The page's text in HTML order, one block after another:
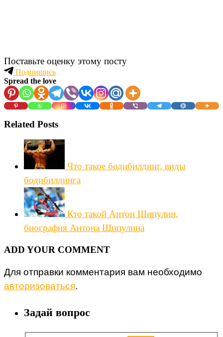
Поставьте оценку этому посту
Подпишись
Spread the love
Related Posts
Что такое бодибилдинг, виды
бодибилдинга
Кто такой Антон Шипулин,
биография Антона Шипулина
ADD YOUR COMMENT
Для отправки комментария вам необходимо
авторизоваться.
Задай вопрос